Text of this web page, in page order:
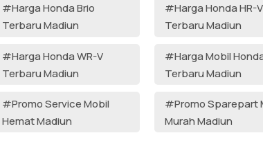
#Harga Honda Brio
Terbaru Madiun
#Harga Honda WR-V
Terbaru Madiun
#Promo Service Mobil
Hemat Madiun
#Harga Honda HR-V
Terbaru Madiun
#Harga Mobil
Terbaru Madiun
#Promo Sparepart
Murah Madiun